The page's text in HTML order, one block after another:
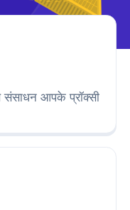
आपके प्रॉक्सी